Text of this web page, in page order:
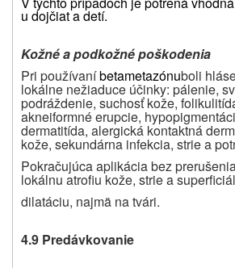
u dojčiat a detí.
Kožné a podkožné poškodenia
Pri používaníbetametazónuboli
lokálne nežiaduce účinky: pálenie,
podráždenie, suchosť kože,
akneiformné erupcie,
dermatitída, alergická kontaktná
kože, sekundárna infekcia, strie a
Pokračujúca aplikácia bez
lokálnu atrofiu kože, strie a
dilatáciu, najmä na tvári.
4.9 Predávkovanie